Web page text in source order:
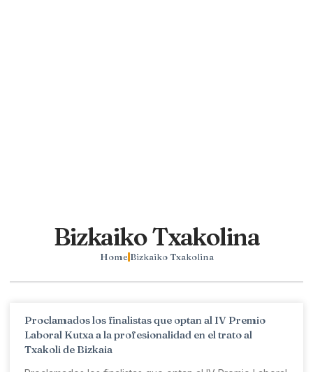
Bizkaiko Txakolina
Home Bizkaiko Txakolina
Proclamados los finalistas que optan al IV Premio
Laboral Kutxa a la profesionalidad en el trato al
Txakoli de Bizkaia